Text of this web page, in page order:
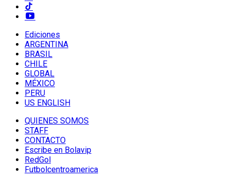
Ediciones
ARGENTINA
BRASIL
CHILE
GLOBAL
MÉXICO
PERU
US ENGLISH
QUIENES SOMOS
STAFF
CONTACTO
Escribe en Bolavip
RedGol
Futbolcentroamerica